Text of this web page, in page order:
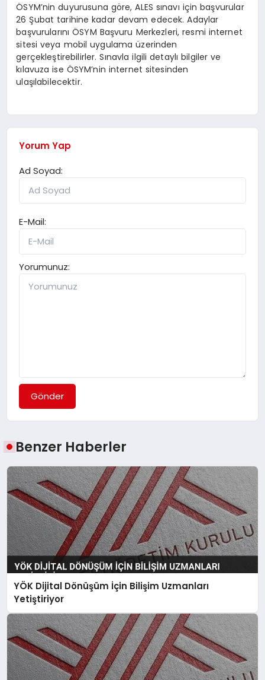
ÖSYM’nin duyurusuna göre, ALES sınavı için başvurular
26 Şubat tarihine kadar devam edecek. Adaylar
başvurularını ÖSYM Başvuru Merkezleri, resmi internet
sitesi veya mobil uygulama üzerinden
gerçekleştirebilirler. Sınavla ilgili detaylı bilgiler ve
kılavuza ise ÖSYM’nin internet sitesinden
ulaşılabilecektir.
Yorum Yap
Ad Soyad:
E-Mail:
Yorumunuz:
Gönder
Benzer Haberler
YÖK Dijital Dönüşüm İçin Bilişim Uzmanları
Yetiştiriyor